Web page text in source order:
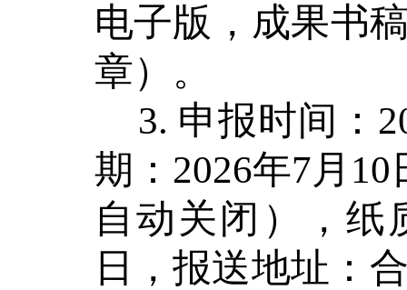
电子版，成果书
章）。
3. 申报时间：
期： 2026年7月 10
自动关闭），纸
日，报送地址：